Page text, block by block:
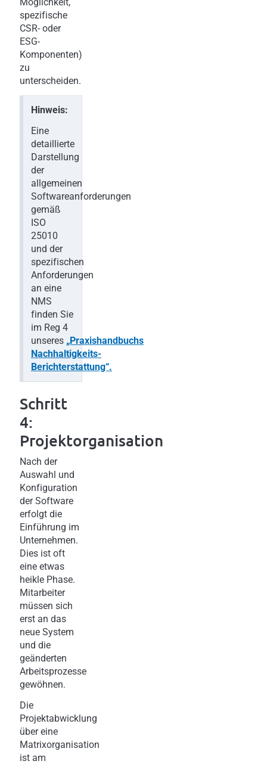
spezifische
CSR- oder
ESG-
Komponenten)
zu
unterscheiden.
Hinweis:
Eine
detaillierte
Darstellung
der
allgemeinen
Softwareanforderungen
gemäß
ISO
25010
und der
spezifischen
Anforderungen
an eine
NMS
finden Sie
im Reg 4
unseres „Praxishandbuchs
Nachhaltigkeits-
Berichterstattung“.
Schritt
4:
Projektorganisation
Nach der
Auswahl und
Konfiguration
der Software
erfolgt die
Einführung im
Unternehmen.
Dies ist oft
eine etwas
heikle Phase.
Mitarbeiter
müssen sich
erst an das
neue System
und die
geänderten
Arbeitsprozesse
gewöhnen.
Die
Projektabwicklung
über eine
Matrixorganisation
ist am